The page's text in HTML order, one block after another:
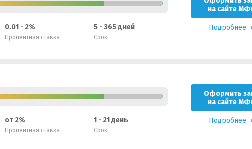
0.01 - 2%
Процентная ставка
5 - 365 дней
Срок
на сайте
Подробнее
от 2%
Процентная ставка
1 - 21 день
Срок
Оформить
на сайте
Подробнее